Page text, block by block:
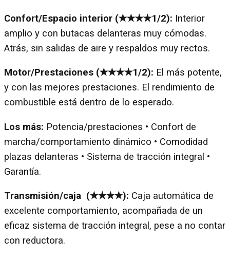
Confort/Espacio interior (✭✭✭✭1/2): Interior
amplio y con butacas delanteras muy cómodas.
Atrás, sin salidas de aire y respaldos muy rectos.
Motor/Prestaciones (✭✭✭✭1/2): El más potente,
y con las mejores prestaciones. El rendimiento de
combustible está dentro de lo esperado.
Los más: Potencia/prestaciones • Confort de
marcha/comportamiento dinámico • Comodidad
plazas delanteras • Sistema de tracción integral •
Garantía.
Transmisión/caja (✭✭✭✭): Caja automática de
excelente comportamiento, acompañada de un
eficaz sistema de tracción integral, pese a no contar
con reductora.